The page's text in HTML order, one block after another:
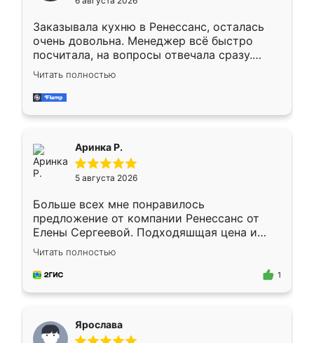
мебели буду заказывать только здесь.
Заказывала кухню в Ренессанс, осталась
очень довольна. Менеджер всё быстро
посчитала, на вопросы отвечала сразу.
Замерщик приехал в субботу, подошёл к
делу со всей ответственностью. Собрали
за день, ребята работали аккуратно, даже
Читать полностью
Аринка Р.
5 августа 2026
Больше всех мне понравилось
предложение от компании Ренессанс от
Елены Сергеевой. Подходяшщая цена и
короткие сроки изготовления. Приехавший
для замера сотрудник Владислав
предложил по моему эскизу самый
Читать полностью
1
Ярослава